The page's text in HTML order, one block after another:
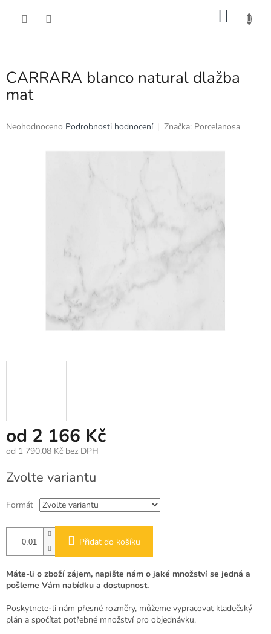
CARRARA blanco natural dlažba
mat
Průměrné
Neohodnoceno Podrobnosti hodnocení Značka: Porcelanosa
od 2 166 Kč
od 1 790,08 Kč bez DPH
cena:
Zvolte variantu
Formát
Přidat do košíku
Máte-li o zboží zájem, napište nám o jaké množství se jedná a
pošleme Vám nabídku a dostupnost.
Poskytnete-li nám přesné rozměry, můžeme vypracovat kladečský
plán a spočítat potřebné množství pro objednávku.